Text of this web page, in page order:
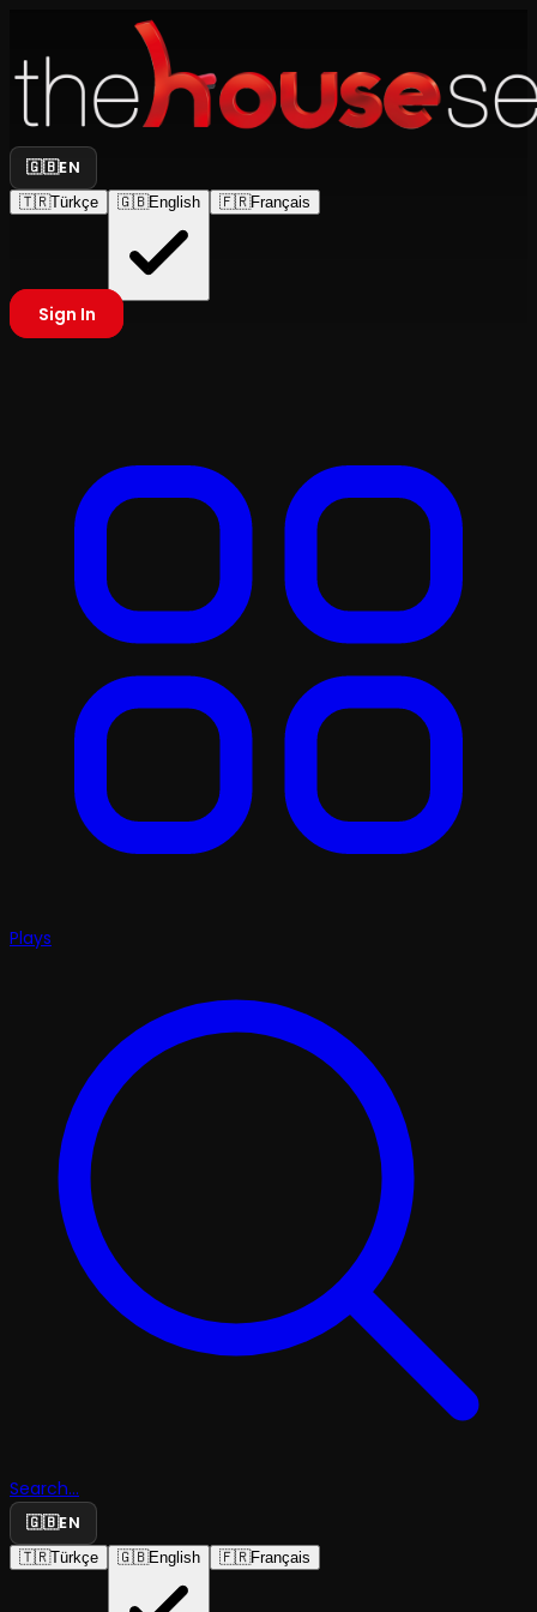
🇬🇧EN
🇹🇷Türkçe 🇬🇧English 🇫🇷Français
Sign In
Plays
Search...
🇬🇧EN
🇹🇷Türkçe 🇬🇧English 🇫🇷Français